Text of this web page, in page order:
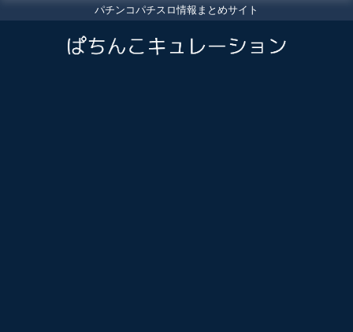
パチンコパチスロ情報まとめサイト